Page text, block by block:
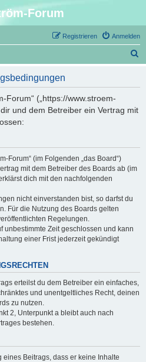
Forum
Anmelden
Registrieren
Forum“ („https://www.stroem-
und dem Betreiber ein Vertrag mit
Forum“ (im Folgenden „das Board“)
mit dem Betreiber des Boards ab (im
dich mit den nachfolgenden
nicht einverstanden bist, so darfst du
Für die Nutzung des Boards gelten
Regelungen.
unbestimmte Zeit geschlossen und kann
einer Frist jederzeit gekündigt
erteilst du dem Betreiber ein einfaches,
und unentgeltliches Recht, deinen
zu nutzen.
2, Unterpunkt a bleibt auch nach
bestehen.
eines Beitrags, dass er keine Inhalte